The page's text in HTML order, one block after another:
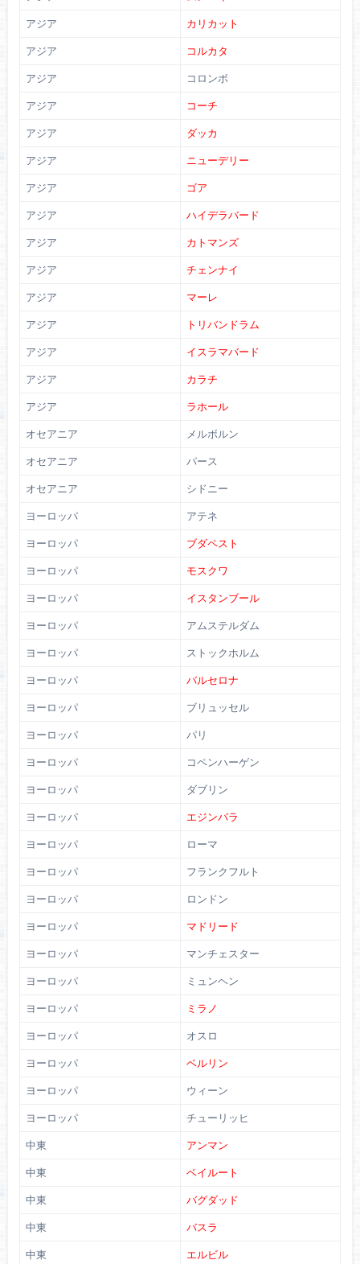
アジア カリカット
アジア コルカタ
アジア コロンボ
アジア コーチ
アジア ダッカ
アジア ニューデリー
アジア ゴア
アジア ハイデラバード
アジア カトマンズ
アジア チェンナイ
アジア マーレ
アジア トリバンドラム
アジア イスラマバード
アジア カラチ
アジア ラホール
オセアニア メルボルン
オセアニア パース
オセアニア シドニー
ヨーロッパ アテネ
ヨーロッパ ブダペスト
ヨーロッパ モスクワ
ヨーロッパ イスタンブール
ヨーロッパ アムステルダム
ヨーロッパ ストックホルム
ヨーロッパ バルセロナ
ヨーロッパ ブリュッセル
ヨーロッパ パリ
ヨーロッパ コペンハーゲン
ヨーロッパ ダブリン
ヨーロッパ エジンバラ
ヨーロッパ ローマ
ヨーロッパ フランクフルト
ヨーロッパ ロンドン
ヨーロッパ マドリード
ヨーロッパ マンチェスター
ヨーロッパ ミュンヘン
ヨーロッパ ミラノ
ヨーロッパ オスロ
ヨーロッパ ベルリン
ヨーロッパ ウィーン
ヨーロッパ チューリッヒ
中東 アンマン
中東 ベイルート
中東 バグダッド
中東 バスラ
中東 エルビル